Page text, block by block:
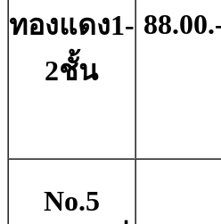
ทองแดง1-
2ชั้น
No.5